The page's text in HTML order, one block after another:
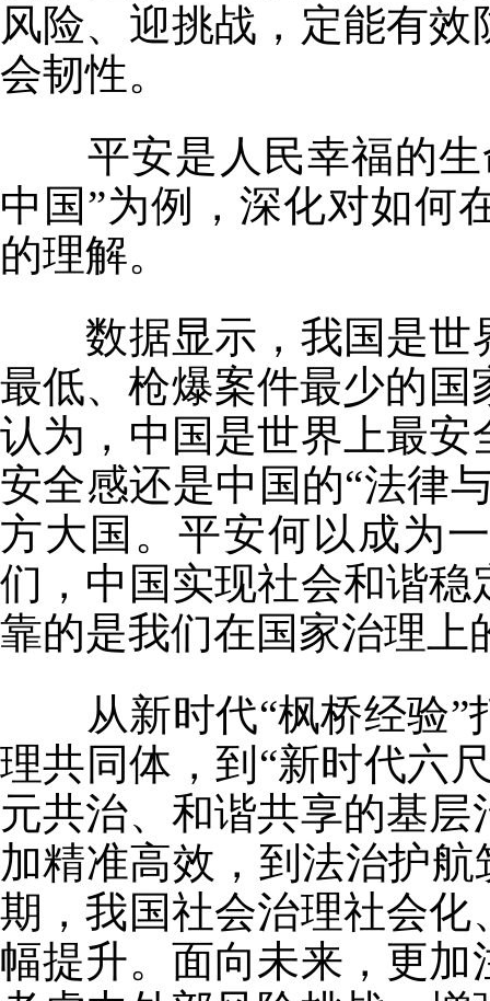
风险、迎挑战，定能有
会韧性。
平安是人民幸福的生
中国”为例，深化对如何
的理解。
数据显示，我国是世
最低、枪爆案件最少的国
认为，中国是世界上最
安全感还是中国的“法律
方大国。平安何以成为
们，中国实现社会和谐
靠的是我们在国家治理上
从新时代“枫桥经验”
理共同体，到“新时代六
元共治、和谐共享的基
加精准高效，到法治护
期，我国社会治理社会
幅提升。面向未来，更